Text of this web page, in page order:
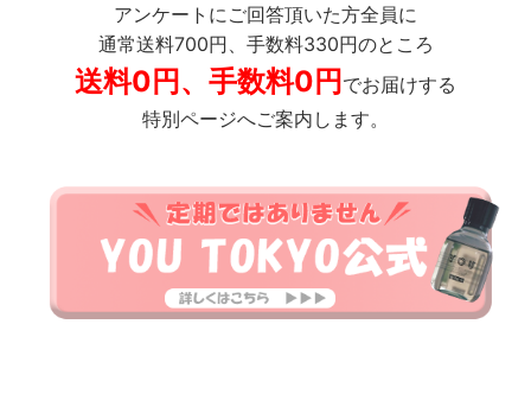
アンケートにご回答頂いた方全員に
通常送料700円、手数料330円のところ
送料0円、手数料0円でお届けする
特別ページへご案内します。